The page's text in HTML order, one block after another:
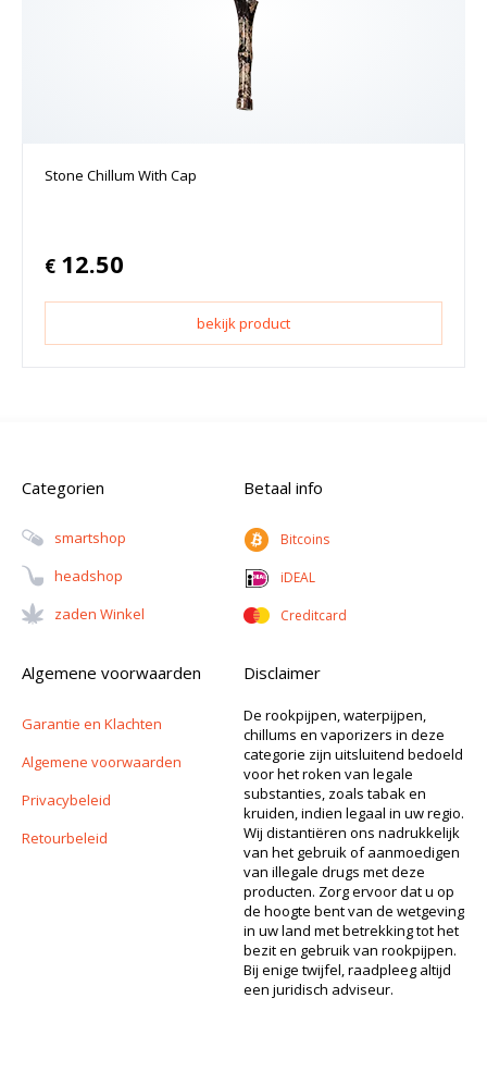
Stone Chillum With Cap
€ 12.50
bekijk product
Categorien
Smartshop
Headshop
Zaden Winkel
Betaal info
Bitcoins
iDEAL
Creditcard
Algemene voorwaarden
Garantie en Klachten
Algemene voorwaarden
Privacybeleid
Retourbeleid
Disclaimer
De rookpijpen, waterpijpen,
chillums en vaporizers in deze
categorie zijn uitsluitend bedoeld
voor het roken van legale
substanties, zoals tabak en
kruiden, indien legaal in uw regio.
Wij distantiëren ons nadrukkelijk
van het gebruik of aanmoedigen
van illegale drugs met deze
producten. Zorg ervoor dat u op
de hoogte bent van de wetgeving
in uw land met betrekking tot het
bezit en gebruik van rookpijpen.
Bij enige twijfel, raadpleeg altijd
een juridisch adviseur.